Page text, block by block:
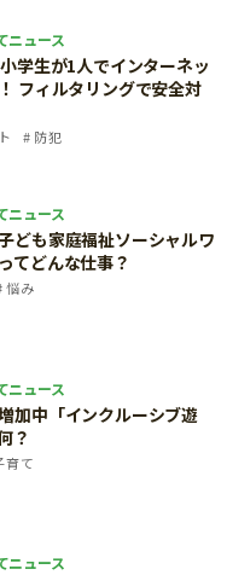
ニュース
学生が1人でインターネッ
フィルタリングで安全対
防犯
ニュース
ども家庭福祉ソーシャルワ
てどんな仕事？
悩み
ニュース
加中「インクルーシブ遊
？
育て
ニュース